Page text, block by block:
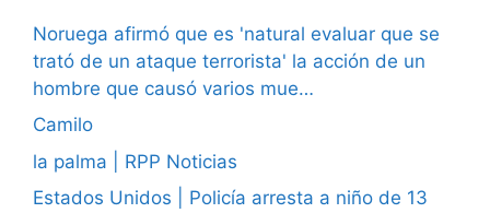
Noruega afirmó que es 'natural evaluar que se
trató de un ataque terrorista' la acción de un
hombre que causó varios mue…
Camilo
la palma | RPP Noticias
Estados Unidos | Policía arresta a niño de 13